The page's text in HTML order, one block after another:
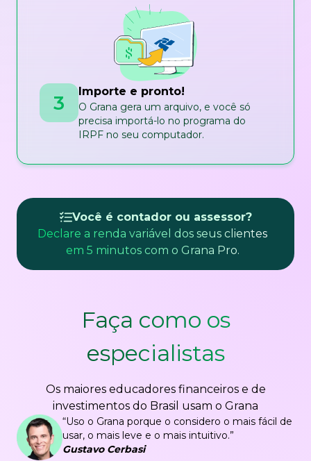
3 Importe e pronto!
O Grana gera um arquivo, e você só
precisa importá-lo no programa do
IRPF no seu computador.
Você é contador ou assessor?
Declare a renda variável dos seus clientes
em 5 minutos com o Grana Pro.
Faça como os
especialistas
Os maiores educadores financeiros e de
investimentos do Brasil usam o Grana
“Uso o Grana porque o considero o mais fácil de
usar, o mais leve e o mais intuitivo.”
Gustavo Cerbasi